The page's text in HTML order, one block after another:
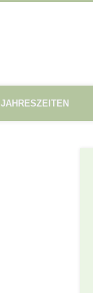
JAHRESZEITEN